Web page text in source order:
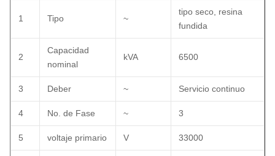
1 Tipo ~
tipo seco, resina
fundida
2
Capacidad
nominal
kVA 6500
3 Deber ~ Servicio continuo
4 No. de Fase ~ 3
5 voltaje primario V 33000